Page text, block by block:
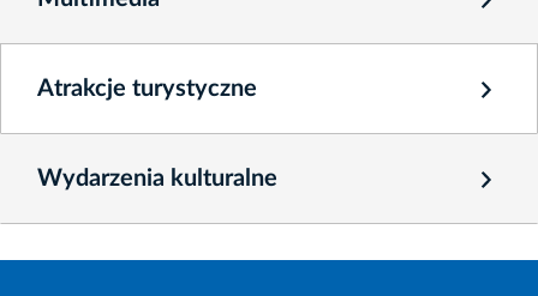
Atrakcje turystyczne
Wydarzenia kulturalne